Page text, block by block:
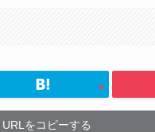
URLをコピーする